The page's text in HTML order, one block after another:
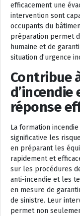
efficacement une
intervention sont
occupants du
préparation permet
humaine et de
situation d’urgence
Contribue
réponse
La formation
significative les
en préparant les
rapidement et
sur les procédures
anti-incendie et les
en mesure de
de sinistre. Leur
permet non